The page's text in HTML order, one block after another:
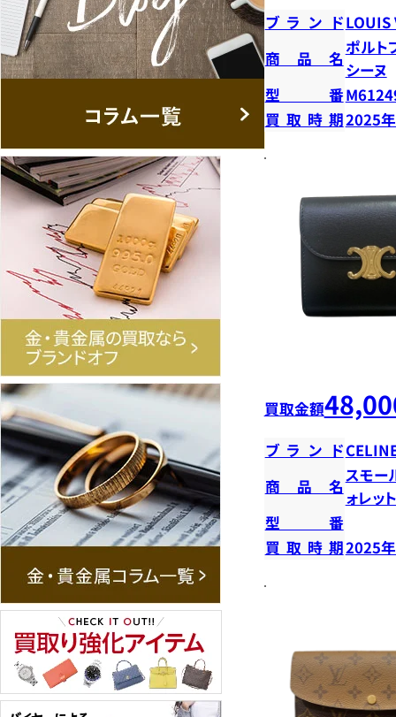
ブランドLOUIS
商品名
ポルト
シーヌ
型番
買取時期2025
買取金額
ブランド
商品名
スモー
ォレッ
型番
買取時期2025